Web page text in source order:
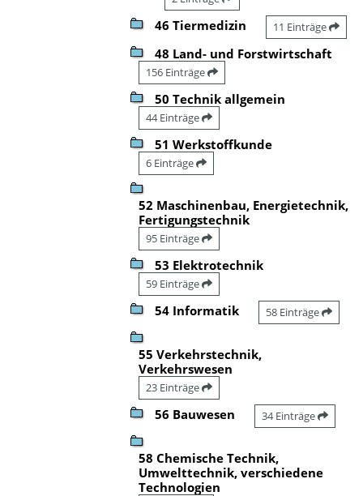
46 Tiermedizin 11 Einträge
48 Land- und Forstwirtschaft
156 Einträge
50 Technik allgemein
44 Einträge
51 Werkstoffkunde
6 Einträge
52 Maschinenbau, Energietechnik,
Fertigungstechnik
95 Einträge
53 Elektrotechnik
59 Einträge
54 Informatik 58 Einträge
55 Verkehrstechnik,
Verkehrswesen
23 Einträge
56 Bauwesen 34 Einträge
58 Chemische Technik,
Umwelttechnik, verschiedene
Technologien